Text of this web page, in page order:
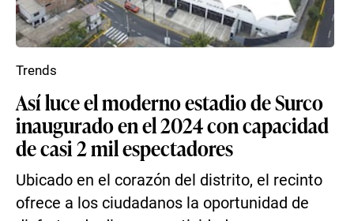
Así luce el moderno estadio de Surco
inaugurado en el 2024 con capacidad
de casi 2 mil espectadores
Ubicado en el corazón del distrito, el recinto
ofrece a los ciudadanos la oportunidad de
Trends